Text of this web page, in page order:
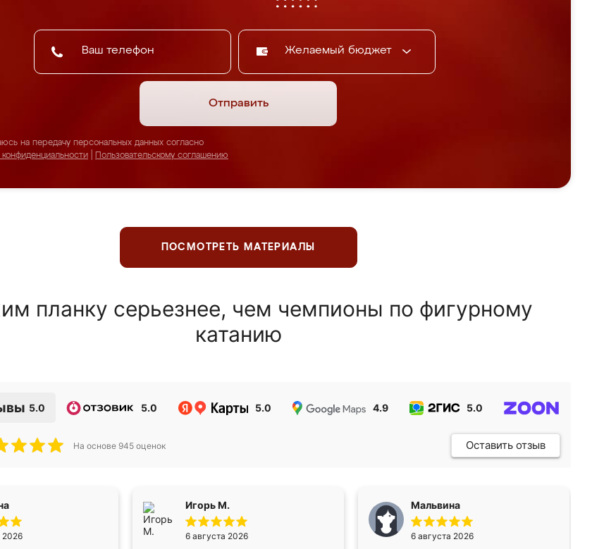
Желаемый бюджет
Отправить
на передачу персональных данных согласно
конфиденциальности
Пользовательскому соглашению
ПОСМОТРЕТЬ МАТЕРИАЛЫ
планку серьезнее, чем чемпионы по фигурному
катанию
5.0 5.0 5.0 4.9 5.0
На основе 945 оценок Оставить отзыв
2026
Игорь М.
6 августа 2026
Мальвина
6 августа 2026